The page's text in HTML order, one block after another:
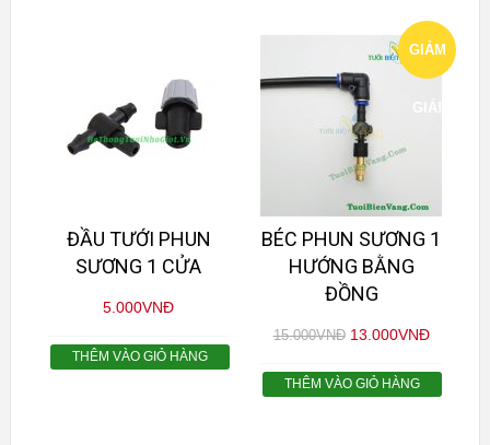
ĐẦU TƯỚI PHUN
SƯƠNG 1 CỬA
5.000VNĐ
THÊM VÀO GIỎ HÀNG
GIẢM
BÉC PHUN SƯƠNG 1
HƯỚNG BẰNG
ĐỒNG
15.000VNĐ 13.000VNĐ
THÊM VÀO GIỎ HÀNG